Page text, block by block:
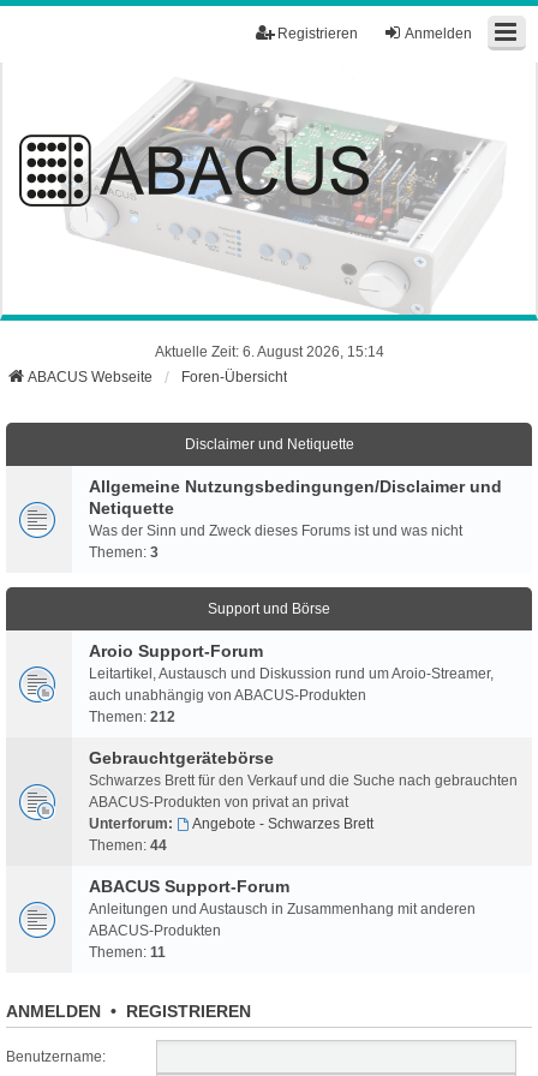
Anmelden
Registrieren
Aktuelle Zeit: 6. August 2026, 15:14
ABACUS Webseite
Foren-Übersicht
Disclaimer und Netiquette
Allgemeine Nutzungsbedingungen/Disclaimer und
Netiquette
Was der Sinn und Zweck dieses Forums ist und was nicht
Themen: 3
Support und Börse
Aroio Support-Forum
Leitartikel, Austausch und Diskussion rund um Aroio-Streamer,
auch unabhängig von ABACUS-Produkten
Themen: 212
Gebrauchtgerätebörse
Schwarzes Brett für den Verkauf und die Suche nach gebrauchten
ABACUS-Produkten von privat an privat
Unterforum:
Angebote - Schwarzes Brett
Themen: 44
ABACUS Support-Forum
Anleitungen und Austausch in Zusammenhang mit anderen
ABACUS-Produkten
Themen: 11
ANMELDEN • REGISTRIEREN
Benutzername: